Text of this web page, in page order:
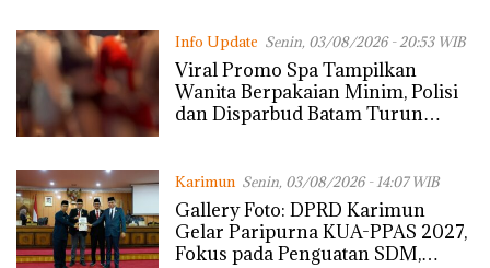
Info Update Senin, 03/08/2026 - 20:53 WIB
Viral Promo Spa Tampilkan
Wanita Berpakaian Minim, Polisi
dan Disparbud Batam Turun
Karimun Senin, 03/08/2026 - 14:07 WIB
Gallery Foto: DPRD Karimun
Gelar Paripurna KUA-PPAS 2027,
Fokus pada Penguatan SDM,